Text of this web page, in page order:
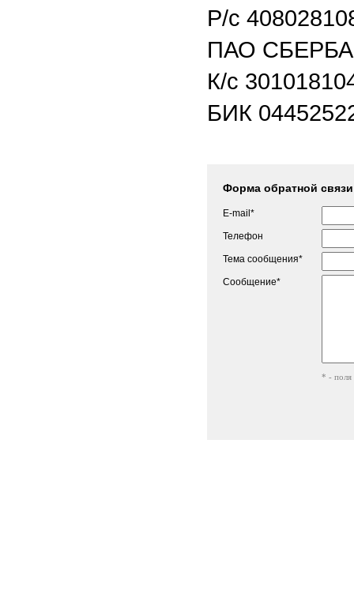
Р/с
ПАО
К/с
БИК
Форма обратной связи
E-mail*
Телефон
Тема сообщения*
Сообщение*
* - поля